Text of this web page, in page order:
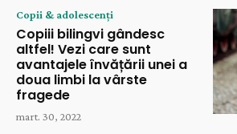
Copii & adolescenți
Copiii bilingvi gândesc
altfel! Vezi care sunt
avantajele învățării unei a
doua limbi la vârste
fragede
mart. 30, 2022